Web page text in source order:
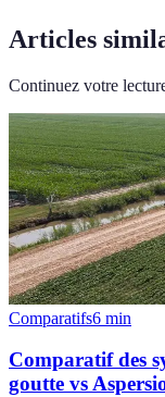
Articles
Continuez votre
Comparatifs6 min
Comparatif des
goutte vs